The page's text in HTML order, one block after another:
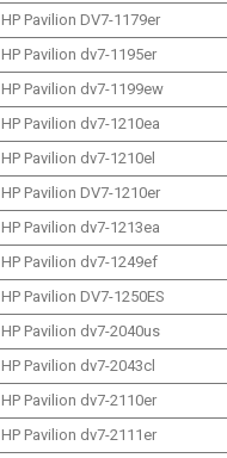
HP Pavilion DV7-1179er
HP Pavilion dv7-1195er
HP Pavilion dv7-1199ew
HP Pavilion dv7-1210ea
HP Pavilion dv7-1210el
HP Pavilion DV7-1210er
HP Pavilion dv7-1213ea
HP Pavilion dv7-1249ef
HP Pavilion DV7-1250ES
HP Pavilion dv7-2040us
HP Pavilion dv7-2043cl
HP Pavilion dv7-2110er
HP Pavilion dv7-2111er